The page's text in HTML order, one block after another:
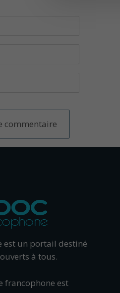
est un portail destiné
à tous.
francophone est